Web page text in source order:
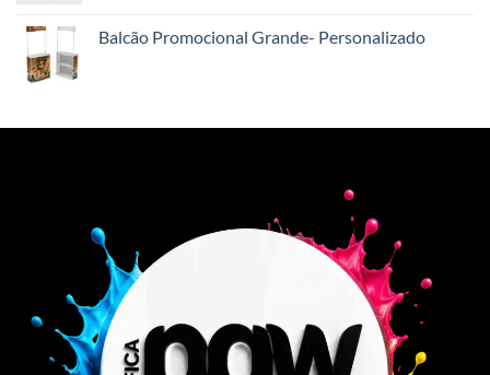
Balcão Promocional Grande- Personalizado